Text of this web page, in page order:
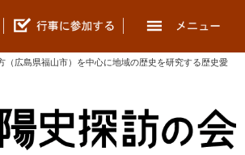
（広島県福山市）を中心に地域の歴史を研究する歴史愛